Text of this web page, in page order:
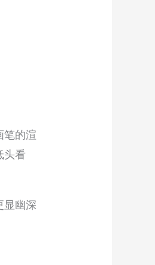
笔的渲
头看
显幽深